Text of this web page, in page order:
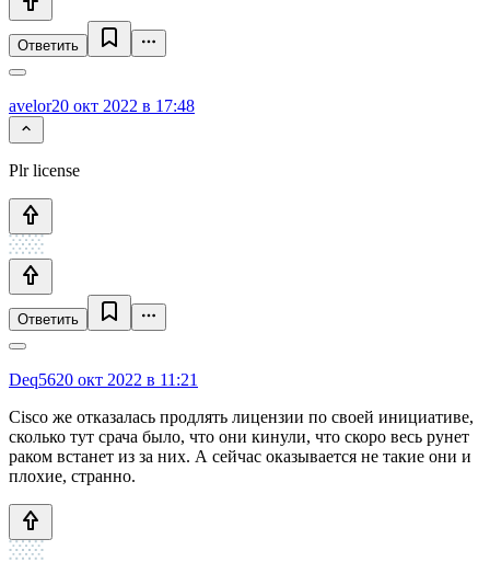
Ответить
avelor20 окт 2022 в 17:48
Plr license
Ответить
Deq5620 окт 2022 в 11:21
Cisco же отказалась продлять лицензии по своей инициативе,
сколько тут срача было, что они кинули, что скоро весь рунет
раком встанет из за них. А сейчас оказывается не такие они и
плохие, странно.